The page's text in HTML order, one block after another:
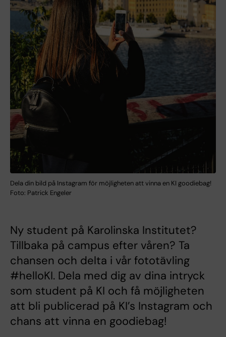
Dela din bild på Instagram för möjligheten att vinna en KI goodiebag!
Foto: Patrick Engeler
Ny student på Karolinska Institutet?
Tillbaka på campus efter våren? Ta
chansen och delta i vår fototävling
#helloKI. Dela med dig av dina intryck
som student på KI och få möjligheten
att bli publicerad på KI’s Instagram och
chans att vinna en goodiebag!